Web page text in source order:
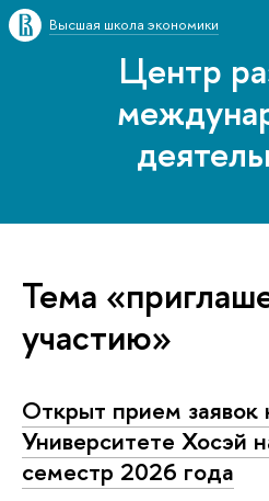
Высшая школа экономики
Центр
Тема
участию»
Открыт прием заявок
Университете Хосэй
семестр 2026 года